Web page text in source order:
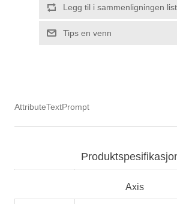
Legg til i sammenligningen
Tips en venn
AttributeTextPrompt
Axis